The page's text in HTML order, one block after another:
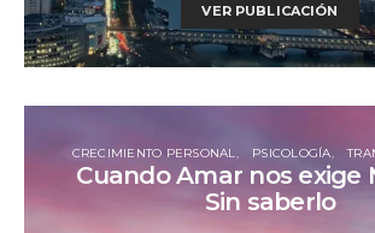
VER PUBLICACIÓN
CRECIMIENTO PERSONAL PSICOLOGÍA
Cuando Amar nos exige
Sin saberlo